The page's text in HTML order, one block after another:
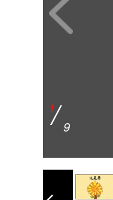
1/ 9
2
/
3/ 9
4
/
5/ 9
6
/
7
/
8/ 9
9/ 9